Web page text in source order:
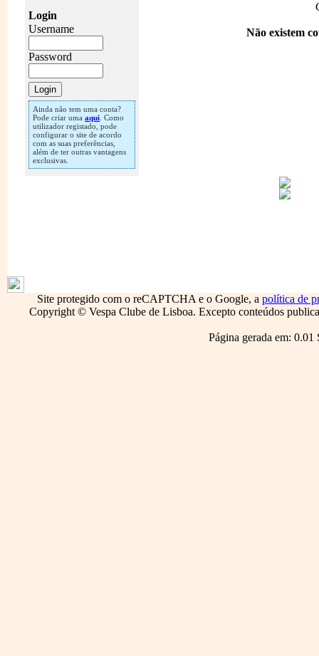
Login
Username
Password
Ainda não tem uma conta?
Pode criar uma aqui . Como
utilizador registado, pode
configurar o site de acordo
com as suas preferências,
além de ter outras vantagens
exclusivas.
Não existem
Site protegido com o reCAPTCHA e o Google, a política de
Copyright © Vespa Clube de Lisboa. Excepto conteúdos
Página gerada em: 0.01